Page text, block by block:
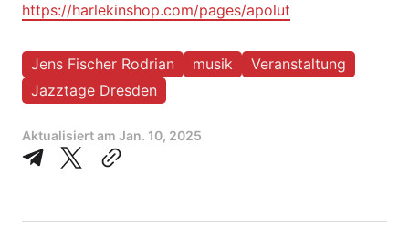
https://harlekinshop.com/pages/apolut
Jens Fischer Rodrian musik
Veranstaltung
Jazztage Dresden
Aktualisiert am Jan. 10, 2025